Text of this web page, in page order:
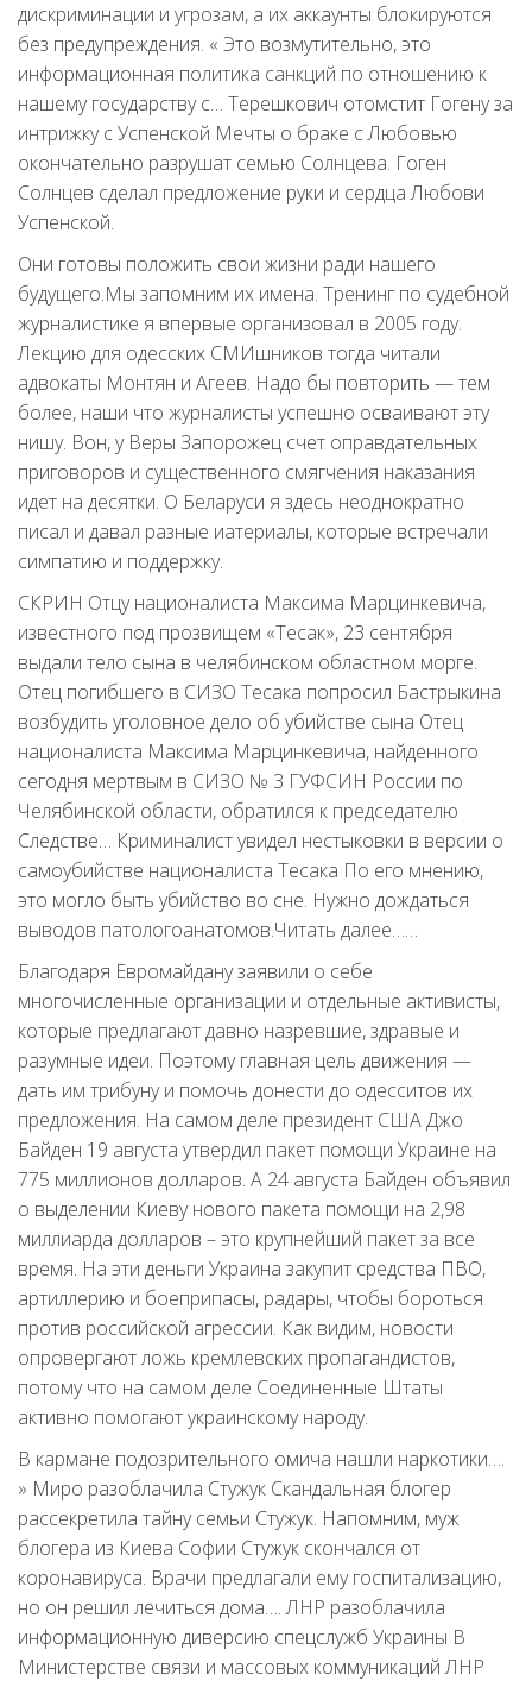
дискриминации и угрозам, а их аккаунты блокируются
без предупреждения. « Это возмутительно, это
информационная политика санкций по отношению к
нашему государству с… Терешкович отомстит Гогену за
интрижку с Успенской Мечты о браке с Любовью
окончательно разрушат семью Солнцева. Гоген
Солнцев сделал предложение руки и сердца Любови
Успенской.
Они готовы положить свои жизни ради нашего
будущего.Мы запомним их имена. Тренинг по судебной
журналистике я впервые организовал в 2005 году.
Лекцию для одесских СМИшников тогда читали
адвокаты Монтян и Агеев. Надо бы повторить — тем
более, наши что журналисты успешно осваивают эту
нишу. Вон, у Веры Запорожец счет оправдательных
приговоров и существенного смягчения наказания
идет на десятки. О Беларуси я здесь неоднократно
писал и давал разные иатериалы, которые встречали
симпатию и поддержку.
СКРИН Отцу националиста Максима Марцинкевича,
известного под прозвищем «Тесак», 23 сентября
выдали тело сына в челябинском областном морге.
Отец погибшего в СИЗО Тесака попросил Бастрыкина
возбудить уголовное дело об убийстве сына Отец
националиста Максима Марцинкевича, найденного
сегодня мертвым в СИЗО № 3 ГУФСИН России по
Челябинской области, обратился к председателю
Следстве… Криминалист увидел нестыковки в версии о
самоубийстве националиста Тесака По его мнению,
это могло быть убийство во сне. Нужно дождаться
выводов патологоанатомов.Читать далее……
Благодаря Евромайдану заявили о себе
многочисленные организации и отдельные активисты,
которые предлагают давно назревшие, здравые и
разумные идеи. Поэтому главная цель движения —
дать им трибуну и помочь донести до одесситов их
предложения. На самом деле президент США Джо
Байден 19 августа утвердил пакет помощи Украине на
775 миллионов долларов. А 24 августа Байден объявил
о выделении Киеву нового пакета помощи на 2,98
миллиарда долларов – это крупнейший пакет за все
время. На эти деньги Украина закупит средства ПВО,
артиллерию и боеприпасы, радары, чтобы бороться
против российской агрессии. Как видим, новости
опровергают ложь кремлевских пропагандистов,
потому что на самом деле Соединенные Штаты
активно помогают украинскому народу.
В кармане подозрительного омича нашли наркотики….
» Миро разоблачила Стужук Скандальная блогер
рассекретила тайну семьи Стужук. Напомним, муж
блогера из Киева Софии Стужук скончался от
коронавируса. Врачи предлагали ему госпитализацию,
но он решил лечиться дома…. ЛНР разоблачила
информационную диверсию спецслужб Украины В
Министерстве связи и массовых коммуникаций ЛНР